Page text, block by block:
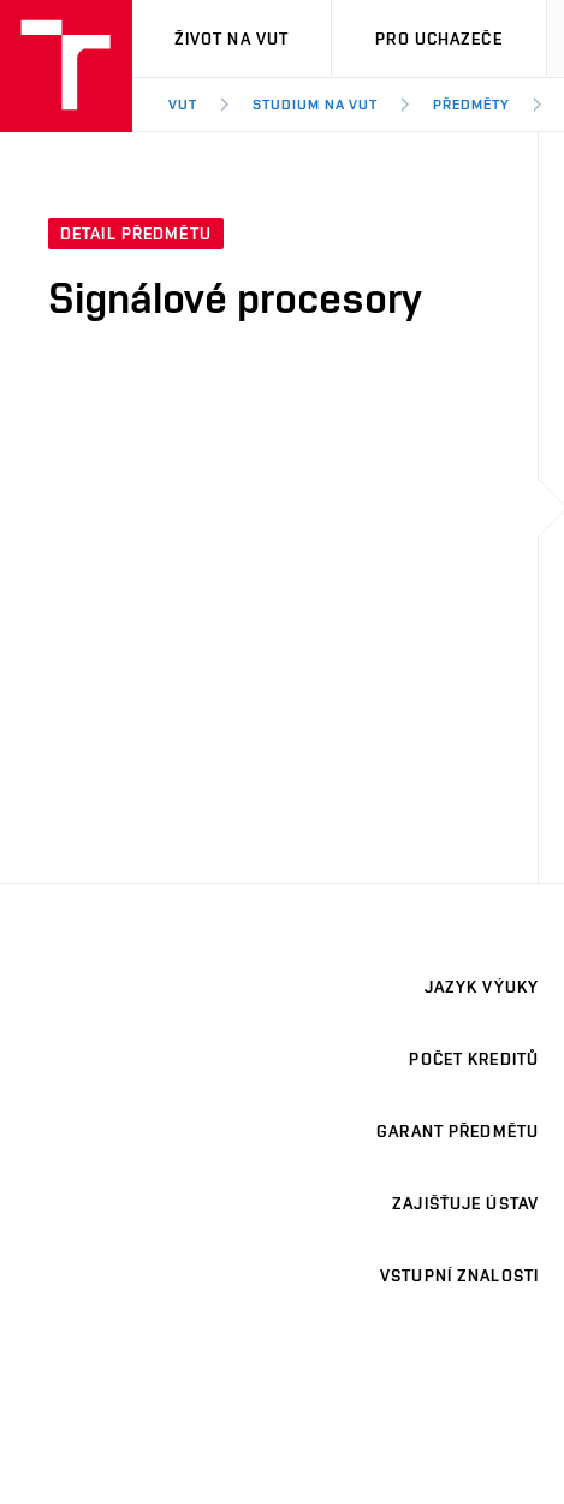
VUT
ŽIVOT NA VUT PRO UCHAZEČE
VUT STUDIUM NA VUT PŘEDMĚTY
DETAIL PŘEDMĚTU
Signálové procesory
JAZYK VÝUKY
POČET KREDITŮ
GARANT PŘEDMĚTU
ZAJIŠŤUJE ÚSTAV
VSTUPNÍ ZNALOSTI